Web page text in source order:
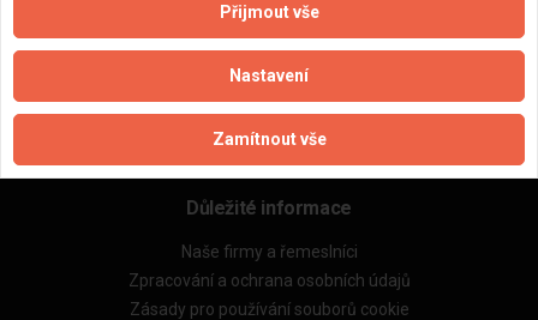
Důležité informace
Naše firmy a řemeslníci
Zpracování a ochrana osobních údajů
Zásady pro používání souborů cookie
Přijmout vše
Nastavení
Zamítnout vše